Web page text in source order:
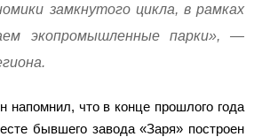
замкнутого цикла, в рамках
экопромышленные парки», —
напомнил, что в конце прошлого года
бывшего завода «Заря» построен